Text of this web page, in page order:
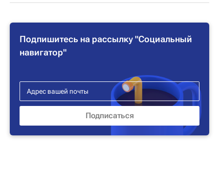
Подпишитесь на рассылку "Социальный
навигатор"